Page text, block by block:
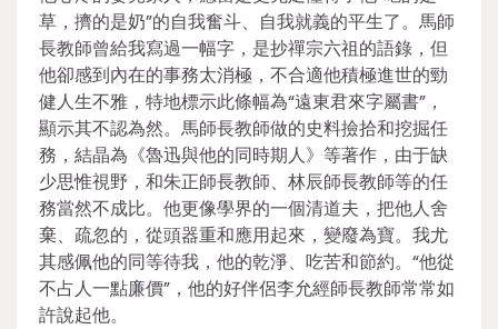
草，擠的是奶”的自我奮斗、自我就義的平生了。馬師
長教師曾給我寫過一幅字，是抄禪宗六祖的語錄，但
他卻感到內在的事務太消極，不合適他積極進世的勁
健人生不雅，特地標示此條幅為“遠東君來字屬書”，
顯示其不認為然。馬師長教師做的史料撿拾和挖掘任
務，結晶為《魯迅與他的同時期人》等著作，由于缺
少思惟視野，和朱正師長教師、林辰師長教師等的任
務當然不成比。他更像學界的一個清道夫，把他人舍
棄、疏忽的，從頭器重和應用起來，變廢為寶。我尤
其感佩他的同等待我，他的乾淨、吃苦和節約。“他從
不占人一點廉價”，他的好伴侶李允經師長教師常常如
許說起他。